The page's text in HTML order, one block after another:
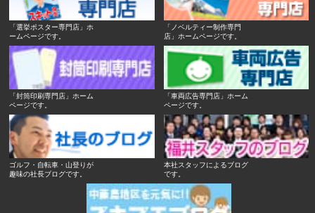
「選挙ポスター専門店」ホ
ームページです。
「ノベルティー制作専門
店」ホームページです。
「封筒印刷専門店」ホーム
ページです。
「車両広告専門店」ホーム
ページです。
ゴルフ・自転車・山登りが
趣味の社長ブログです。
本社スタッフによるブログ
です。